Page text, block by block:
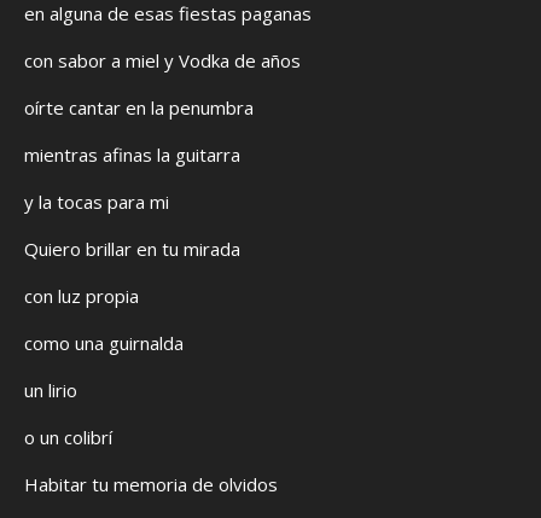
en alguna de esas fiestas paganas
con sabor a miel y Vodka de años
oírte cantar en la penumbra
mientras afinas la guitarra
y la tocas para mi
Quiero brillar en tu mirada
con luz propia
como una guirnalda
un lirio
o un colibrí
Habitar tu memoria de olvidos